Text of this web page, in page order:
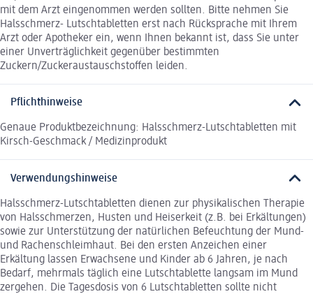
mit dem Arzt eingenommen werden sollten. Bitte nehmen Sie
Halsschmerz- Lutschtabletten erst nach Rücksprache mit Ihrem
Arzt oder Apotheker ein, wenn Ihnen bekannt ist, dass Sie unter
einer Unverträglichkeit gegenüber bestimmten
Zuckern/Zuckeraustauschstoffen leiden.
Pflichthinweise
Genaue Produktbezeichnung: Halsschmerz-Lutschtabletten mit
Kirsch-Geschmack / Medizinprodukt
Verwendungshinweise
Halsschmerz-Lutschtabletten dienen zur physikalischen Therapie
von Halsschmerzen, Husten und Heiserkeit (z.B. bei Erkältungen)
sowie zur Unterstützung der natürlichen Befeuchtung der Mund-
und Rachenschleimhaut. Bei den ersten Anzeichen einer
Erkältung lassen Erwachsene und Kinder ab 6 Jahren, je nach
Bedarf, mehrmals täglich eine Lutschtablette langsam im Mund
zergehen. Die Tagesdosis von 6 Lutschtabletten sollte nicht